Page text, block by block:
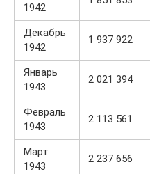
1942
Декабрь
1942
1 937 922
Январь
1943
2 021 394
Февраль
1943
2 113 561
Март
1943
2 237 656